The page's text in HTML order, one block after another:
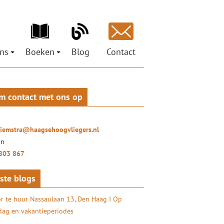
organisaties
Hiemstra
Social Return
Boeken
Mag ik je grootluisteren? Vertel!
LuisterLiefde
Blog Contact
contact met ons op
867
blogs
te huur Nassaulaan 13, Den Haag I Op
en vakantieperiodes